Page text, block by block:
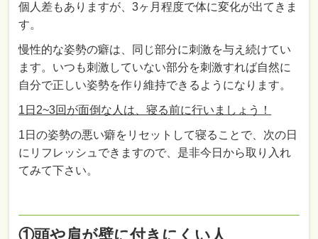
個人差もありますが、3ヶ月程度で体に変化が出てきま
す。
慢性的な姿勢の癖は、同じ部分に刺激を与え続けてい
ます。いつも刺激していない部分を刺激すれば自然に
自分で正しい姿勢を作り維持できるようになります。
1日2~3回が面倒な人は、寝る前に行いましょう！
1日の姿勢の悪い癖をリセットして寝ることで、次の日
にリフレッシュできますので、是非今日から取り入れ
てみて下さい。
①頭や肩が壁に付きにくい人